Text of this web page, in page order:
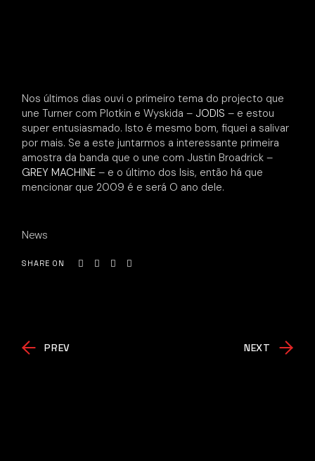
Nos últimos dias ouvi o primeiro tema do projecto que
une Turner com Plotkin e Wyskida – JODIS – e estou
super entusiasmado. Isto é mesmo bom, fiquei a salivar
por mais. Se a este juntarmos a interessante primeira
amostra da banda que o une com Justin Broadrick –
GREY MACHINE – e o último dos Isis, então há que
mencionar que 2009 é e será O ano dele.
News
SHARE ON
PREV NEXT